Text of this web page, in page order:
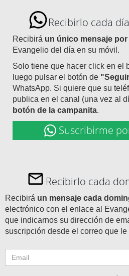
Recibirlo cada
Recibirá un único mensaje por
Evangelio del día en su móvil.
Solo tiene que hacer click en el
luego pulsar el botón de
WhatsApp. Si quiere que su
publica en el canal (una vez al
botón de la campanita.
Suscribirme
Recibirlo cada
Recibirá un mensaje cada
electrónico con el enlace al
que indicarnos su dirección de
suscripción desde el correo que